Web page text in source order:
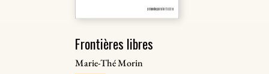
Frontières libres
Marie-Thé Morin